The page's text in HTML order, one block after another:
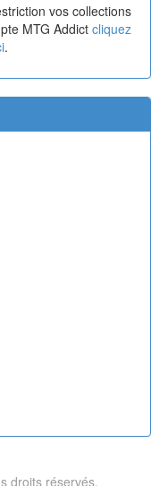
vos collections
MTG Addict cliquez
.
droits réservés.